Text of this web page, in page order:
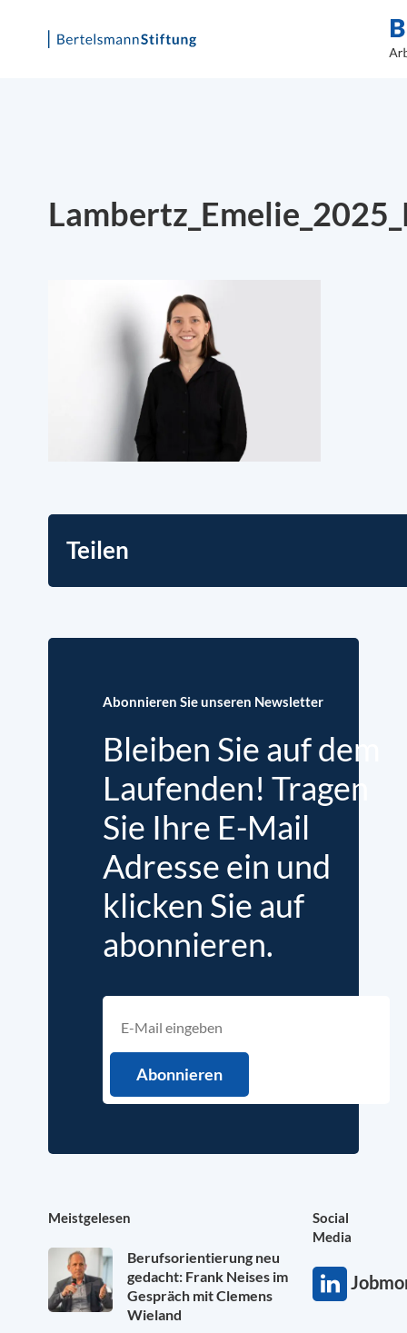
Teilen
Abonnieren Sie unseren Newsletter
Bleiben Sie auf dem
Laufenden! Tragen
Sie Ihre E-Mail
Adresse ein und
klicken Sie auf
abonnieren.
Meistgelesen
Berufsorientierung neu
gedacht: Frank Neises im
Gespräch mit Clemens
Wieland
Social
Media